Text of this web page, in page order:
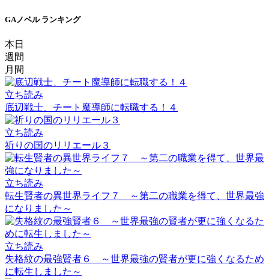
GAノベル ランキング
本日
週間
月間
立ち読み
底辺戦士、チート魔導師に転職する！４
立ち読み
祈りの国のリリエール３
立ち読み
転生賢者の異世界ライフ７ ～第二の職業を得て、世界最強
になりました～
立ち読み
失格紋の最強賢者６ ～世界最強の賢者が更に強くなるため
に転生しました～